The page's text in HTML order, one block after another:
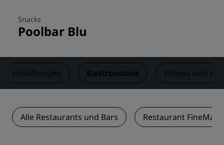
Snacks
Poolbar Blu
Gastronomie Fitness und
Alle Restaurants und Bars Restaurant FineMare